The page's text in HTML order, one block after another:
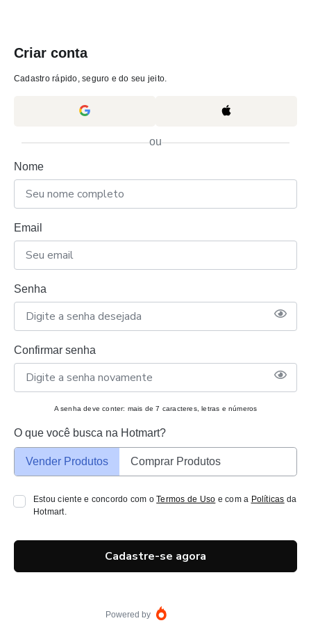
Criar conta
Cadastro rápido, seguro e do seu jeito.
ou
Nome
Email
Senha
Confirmar senha
A senha deve conter: mais de 7 caracteres, letras e números
O que você busca na Hotmart?
Vender Produtos Comprar Produtos
Estou ciente e concordo com oTermos de Uso e com a Políticas da
Hotmart.
Cadastre-se agora
Powered by